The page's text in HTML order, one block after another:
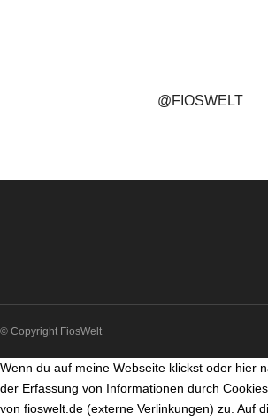
@FIOSWELT
© Copyright FiosWelt
Wenn du auf meine Webseite klickst oder hier
der Erfassung von Informationen durch
von fioswelt.de (externe Verlinkungen) zu. Auf